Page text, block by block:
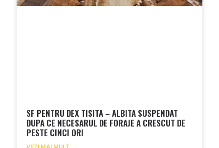
SF PENTRU DEX TISITA – ALBITA SUSPENDAT
DUPA CE NECESARUL DE FORAJE A CRESCUT DE
PESTE CINCI ORI